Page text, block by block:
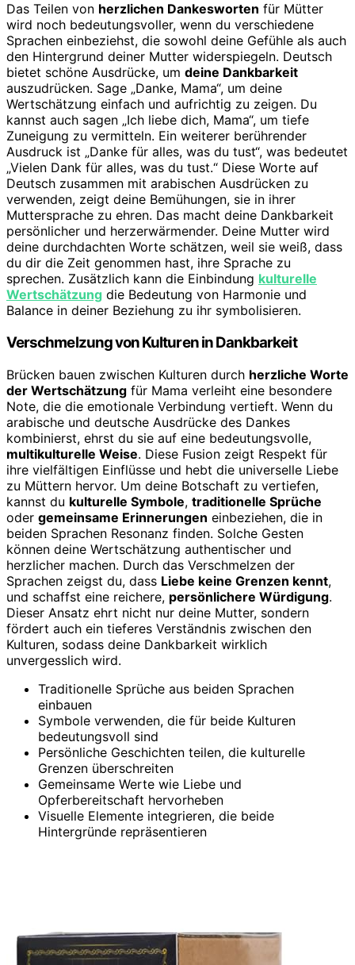
Das Teilen von herzlichen Dankesworten für Mütter
wird noch bedeutungsvoller, wenn du verschiedene
Sprachen einbeziehst, die sowohl deine Gefühle als auch
den Hintergrund deiner Mutter widerspiegeln. Deutsch
bietet schöne Ausdrücke, um deine Dankbarkeit
auszudrücken. Sage „Danke, Mama“, um deine
Wertschätzung einfach und aufrichtig zu zeigen. Du
kannst auch sagen „Ich liebe dich, Mama“, um tiefe
Zuneigung zu vermitteln. Ein weiterer berührender
Ausdruck ist „Danke für alles, was du tust“, was bedeutet
„Vielen Dank für alles, was du tust.“ Diese Worte auf
Deutsch zusammen mit arabischen Ausdrücken zu
verwenden, zeigt deine Bemühungen, sie in ihrer
Muttersprache zu ehren. Das macht deine Dankbarkeit
persönlicher und herzerwärmender. Deine Mutter wird
deine durchdachten Worte schätzen, weil sie weiß, dass
du dir die Zeit genommen hast, ihre Sprache zu
sprechen. Zusätzlich kann die Einbindung kulturelle
Wertschätzung die Bedeutung von Harmonie und
Balance in deiner Beziehung zu ihr symbolisieren.
Verschmelzung von Kulturen in Dankbarkeit
Brücken bauen zwischen Kulturen durch herzliche Worte
der Wertschätzung für Mama verleiht eine besondere
Note, die die emotionale Verbindung vertieft. Wenn du
arabische und deutsche Ausdrücke des Dankes
kombinierst, ehrst du sie auf eine bedeutungsvolle,
multikulturelle Weise. Diese Fusion zeigt Respekt für
ihre vielfältigen Einflüsse und hebt die universelle Liebe
zu Müttern hervor. Um deine Botschaft zu vertiefen,
kannst du kulturelle Symbole, traditionelle Sprüche
oder gemeinsame Erinnerungen einbeziehen, die in
beiden Sprachen Resonanz finden. Solche Gesten
können deine Wertschätzung authentischer und
herzlicher machen. Durch das Verschmelzen der
Sprachen zeigst du, dass Liebe keine Grenzen kennt,
und schaffst eine reichere, persönlichere Würdigung.
Dieser Ansatz ehrt nicht nur deine Mutter, sondern
fördert auch ein tieferes Verständnis zwischen den
Kulturen, sodass deine Dankbarkeit wirklich
unvergesslich wird.
Traditionelle Sprüche aus beiden Sprachen
einbauen
Symbole verwenden, die für beide Kulturen
bedeutungsvoll sind
Persönliche Geschichten teilen, die kulturelle
Grenzen überschreiten
Gemeinsame Werte wie Liebe und
Opferbereitschaft hervorheben
Visuelle Elemente integrieren, die beide
Hintergründe repräsentieren